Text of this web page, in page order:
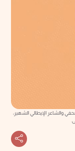
والشاعر الإيطالي الشهير،